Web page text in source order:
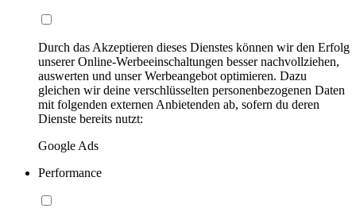
Durch das Akzeptieren dieses Dienstes können wir den Erfolg
unserer Online-Werbeeinschaltungen besser nachvollziehen,
auswerten und unser Werbeangebot optimieren. Dazu
gleichen wir deine verschlüsselten personenbezogenen Daten
mit folgenden externen Anbietenden ab, sofern du deren
Dienste bereits nutzt:
Google Ads
Performance